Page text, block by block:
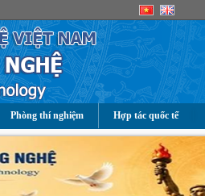
Phòng thí nghiệm Hợp tác quốc tế